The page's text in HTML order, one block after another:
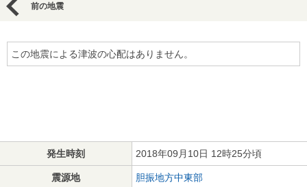
前の地震
この地震による津波の心配はありません。
発生時刻 2018年09月10日 12時25分頃
震源地 胆振地方中東部